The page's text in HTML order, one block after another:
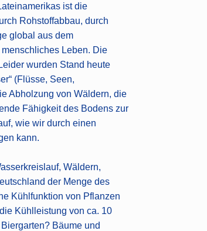
ist die
Rohstoffabbau, durch
global aus dem
Leben. Die
wurden Stand heute
(Flüsse, Seen,
Abholzung von Wäldern, die
Fähigkeit des Bodens zur
wie wir durch einen
kann.
Wäldern,
der Menge des
Kühlfunktion von Pflanzen
Kühlleistung von ca. 10
Bäume und